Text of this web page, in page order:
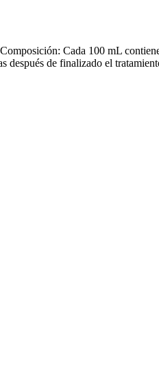
Cada 100 mL
después de finalizado el